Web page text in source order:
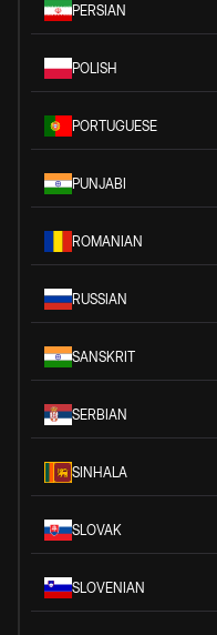
PERSIAN
POLISH
PORTUGUESE
PUNJABI
ROMANIAN
RUSSIAN
SANSKRIT
SERBIAN
SINHALA
SLOVAK
SLOVENIAN